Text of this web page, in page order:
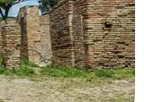
самостоятельного
на прогулку по
Рима
в атмосферу